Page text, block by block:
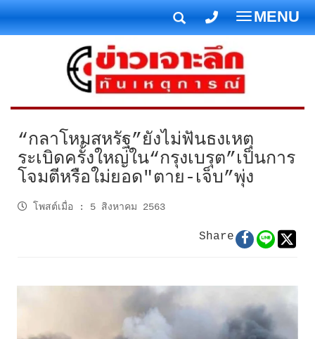
T
o
g
g
l
e
a
v
i
t
MENU
“กลาโหมสหรัฐ”ยังไม่ฟันธงเหตุ
ระเบิดครั้งใหญ่ใน“กรุงเบรุต”เป็นการ
โจมตีหรือใม่ยอด"ตาย-เจ็บ”พุ่ง
โพสต์เมื่อ : 5 สิงหาคม 2563
Share